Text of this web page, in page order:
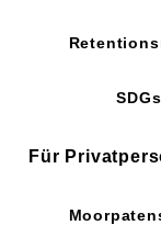
SDGs
Für